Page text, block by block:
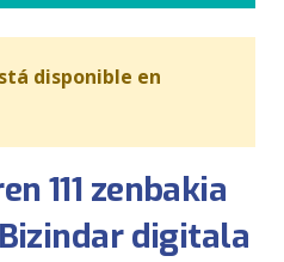
disponible en
111 zenbakia
digitala